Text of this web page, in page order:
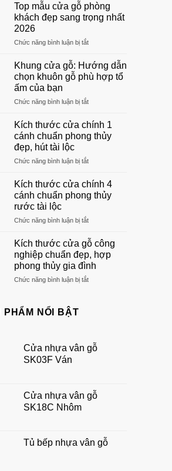
Top mẫu cửa gỗ phòng
khách đẹp sang trọng nhất
2026
Chức năng bình luận bị tắtở
mẫu
cửa
gỗ
khách
sang
trọng
nhất
Khung cửa gỗ: Hướng dẫn
chọn khuôn gỗ phù hợp tổ
ấm của bạn
Chức năng bình luận bị tắtở
cửa
Hướng
chọn
gỗ
phù
hợp
ấm
bạn
Kích thước cửa chính 1
cánh chuẩn phong thủy
đẹp, hút tài lộc
Chức năng bình luận bị tắtở
thước
cửa
chính
cánh
phong
thủy
đẹp,
hút
tài
Kích thước cửa chính 4
cánh chuẩn phong thủy
rước tài lộc
Chức năng bình luận bị tắtở
thước
cửa
chính
4
cánh
Kích thước cửa gỗ công
nghiệp chuẩn đẹp, hợp
phong thủy gia đình
Chức năng bình luận bị tắtở
chuẩn
thủy
gia
PHẨM NỔI BẬT
Cửa nhựa vân gỗ
SK03F Ván
Cửa nhựa vân gỗ
SK18C Nhôm
Tủ bếp nhựa vân gỗ